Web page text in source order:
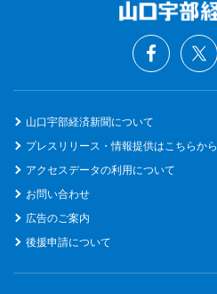
山口宇部経済新聞について
プレスリリース・情報提供はこちらから
アクセスデータの利用について
お問い合わせ
広告のご案内
後援申請について